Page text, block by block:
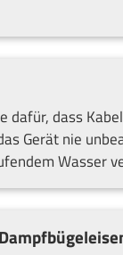
dass
Gerät nie
Wasser